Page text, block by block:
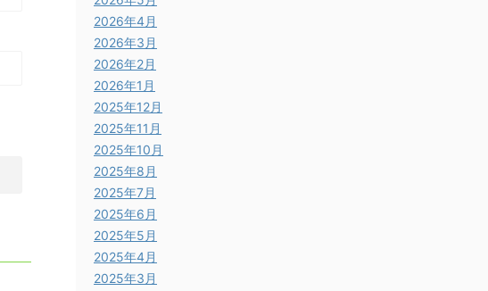
2026年4月
2026年3月
2026年2月
2026年1月
2025年12月
2025年11月
2025年10月
2025年8月
2025年7月
2025年6月
2025年5月
2025年4月
2025年3月